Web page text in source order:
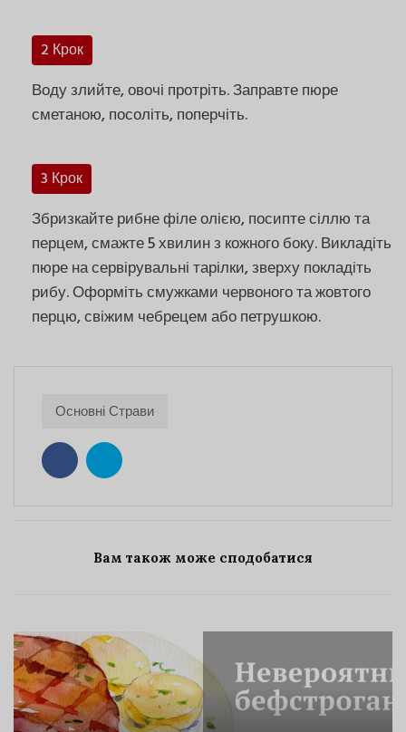
2 Крок
Воду злийте, овочі протріть. Заправте пюре
сметаною, посоліть, поперчіть.
3 Крок
Збризкайте рибне філе олією, посипте сіллю та
перцем, смажте 5 хвилин з кожного боку. Викладіть
пюре на сервірувальні тарілки, зверху покладіть
рибу. Оформіть смужками червоного та жовтого
перцю, свіжим чебрецем або петрушкою.
Основні Страви
Вам також може сподобатися